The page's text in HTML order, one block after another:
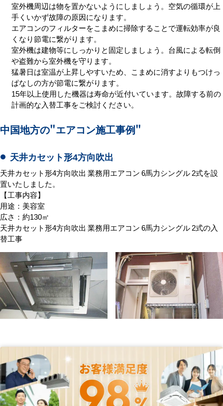
室外機周辺は物を置かないようにしましょう。空気の循環が上
手くいかず故障の原因になります。
エアコンのフィルターをこまめに掃除することで運転効率が良
くなり節電に繋がります。
室外機は建物等にしっかりと固定しましょう。台風による転倒
や盗難から室外機を守ります。
猛暑日は室温が上昇しやすいため、こまめに消すよりもつけっ
ぱなしの方が節電に繋がります。
15年以上使用した機器は寿命が近付いています。故障する前の
計画的な入替工事をご検討ください。
中国地方の"エアコン施工事例"
天井カセット形4方向吹出
天井カセット形4方向吹出 業務用エアコン 6馬力シングル 2式を設
置いたしました。
【工事内容】
用途：美容室
広さ：約130㎡
天井カセット形4方向吹出 業務用エアコン 6馬力シングル 2式の入
替工事